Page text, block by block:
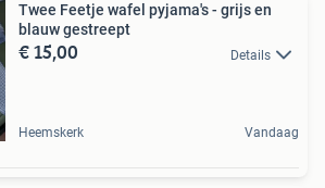
Twee Feetje wafel pyjama's - grijs en
blauw gestreept
€ 15,00 Details
Heemskerk Vandaag